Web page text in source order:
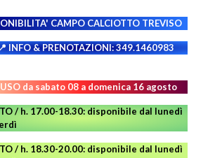
CAMPO CALCIOTTO TREVISO
INFO & PRENOTAZIONI: 349.1460983
da sabato 08 a domenica 16 agosto
/ h. 17.00-18.30: disponibile dal lunedì
/ h. 18.30-20.00: disponibile dal lunedì